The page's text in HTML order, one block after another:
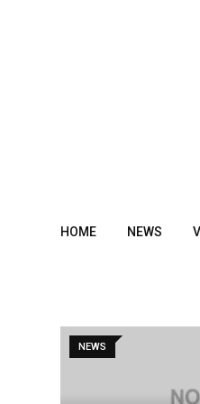
HOME NEWS
NEWS